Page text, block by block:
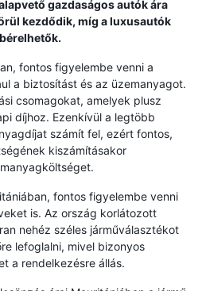
gazdaságos autók ára
kezdődik, míg a luxusautók
fontos figyelembe venni a
a biztosítást és az üzemanyagot.
csomagokat, amelyek plusz
díjhoz. Ezenkívül a legtöbb
számít fel, ezért fontos,
kiszámításakor
fontos figyelembe venni
is. Az ország korlátozott
nehéz széles járműválasztékot
lefoglalni, mivel bizonyos
a rendelkezésre állás.